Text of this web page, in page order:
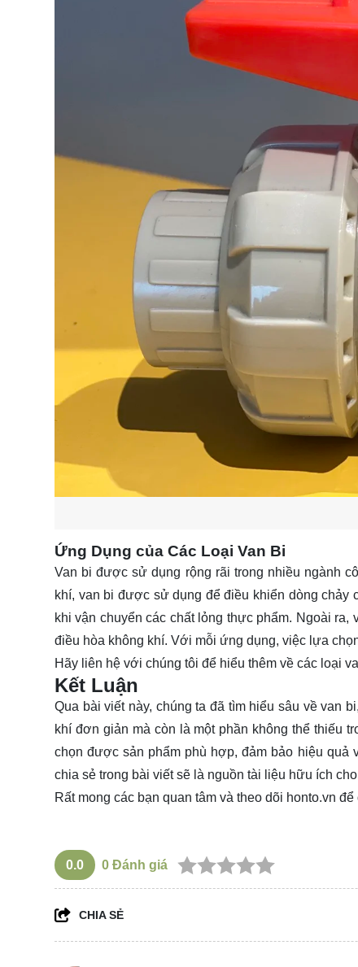
Ứng Dụng của Các Loại Van Bi
Van bi được sử dụng rộng rãi trong nhiều ngành
khí, van bi được sử dụng để điều khiển dòng chảy
khi vận chuyển các chất lỏng thực phẩm. Ngoài
điều hòa không khí. Với mỗi ứng dụng, việc lựa
Hãy liên hệ với chúng tôi để hiểu thêm về các loại
Kết Luận
Qua bài viết này, chúng ta đã tìm hiểu sâu về van
khí đơn giản mà còn là một phần không thể thiếu
chọn được sản phẩm phù hợp, đảm bảo hiệu quả
chia sẻ trong bài viết sẽ là nguồn tài liệu hữu ích
Rất mong các bạn quan tâm và theo dõi honto.vn để
0.0 0 Đánh giá
CHIA SẺ